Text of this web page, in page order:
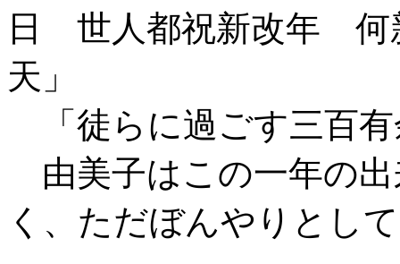
日 世人都祝新改年 何
天」
「徒らに過ごす三百有
由美子はこの一年の
く、ただぼんやりとし